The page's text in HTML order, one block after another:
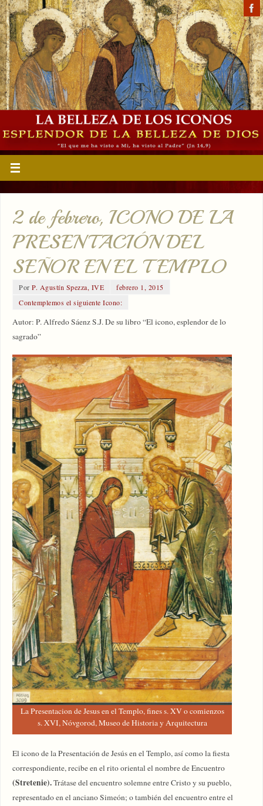
2 de febrero, ICONO DE LA
PRESENTACIÓN DEL
SEÑOR EN EL TEMPLO
PorP. Agustín Spezza, IVE
febrero 1, 2015
Contemplemos el siguiente Icono:
Autor: P. Alfredo Sáenz S.J. De su libro “El icono, esplendor de lo
sagrado”
La Presentacion de Jesus en el Templo, fines s. XV o comienzos
s. XVI, Nóvgorod, Museo de Historia y Arquitectura
El icono de la Presentación de Jesús en el Templo, así como la fiesta
correspondiente, recibe en el rito oriental el nombre de Encuentro
(Stretenie).Trátase del encuentro solemne entre Cristo y su pueblo,
representado en el anciano Simeón; o también del encuentro entre el